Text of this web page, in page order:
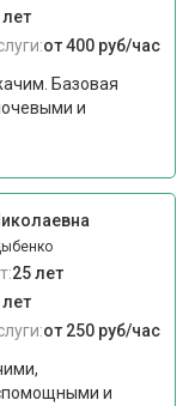
лет
от 400 руб/час
Базовая
и
25 лет
лет
от 250 руб/час
и